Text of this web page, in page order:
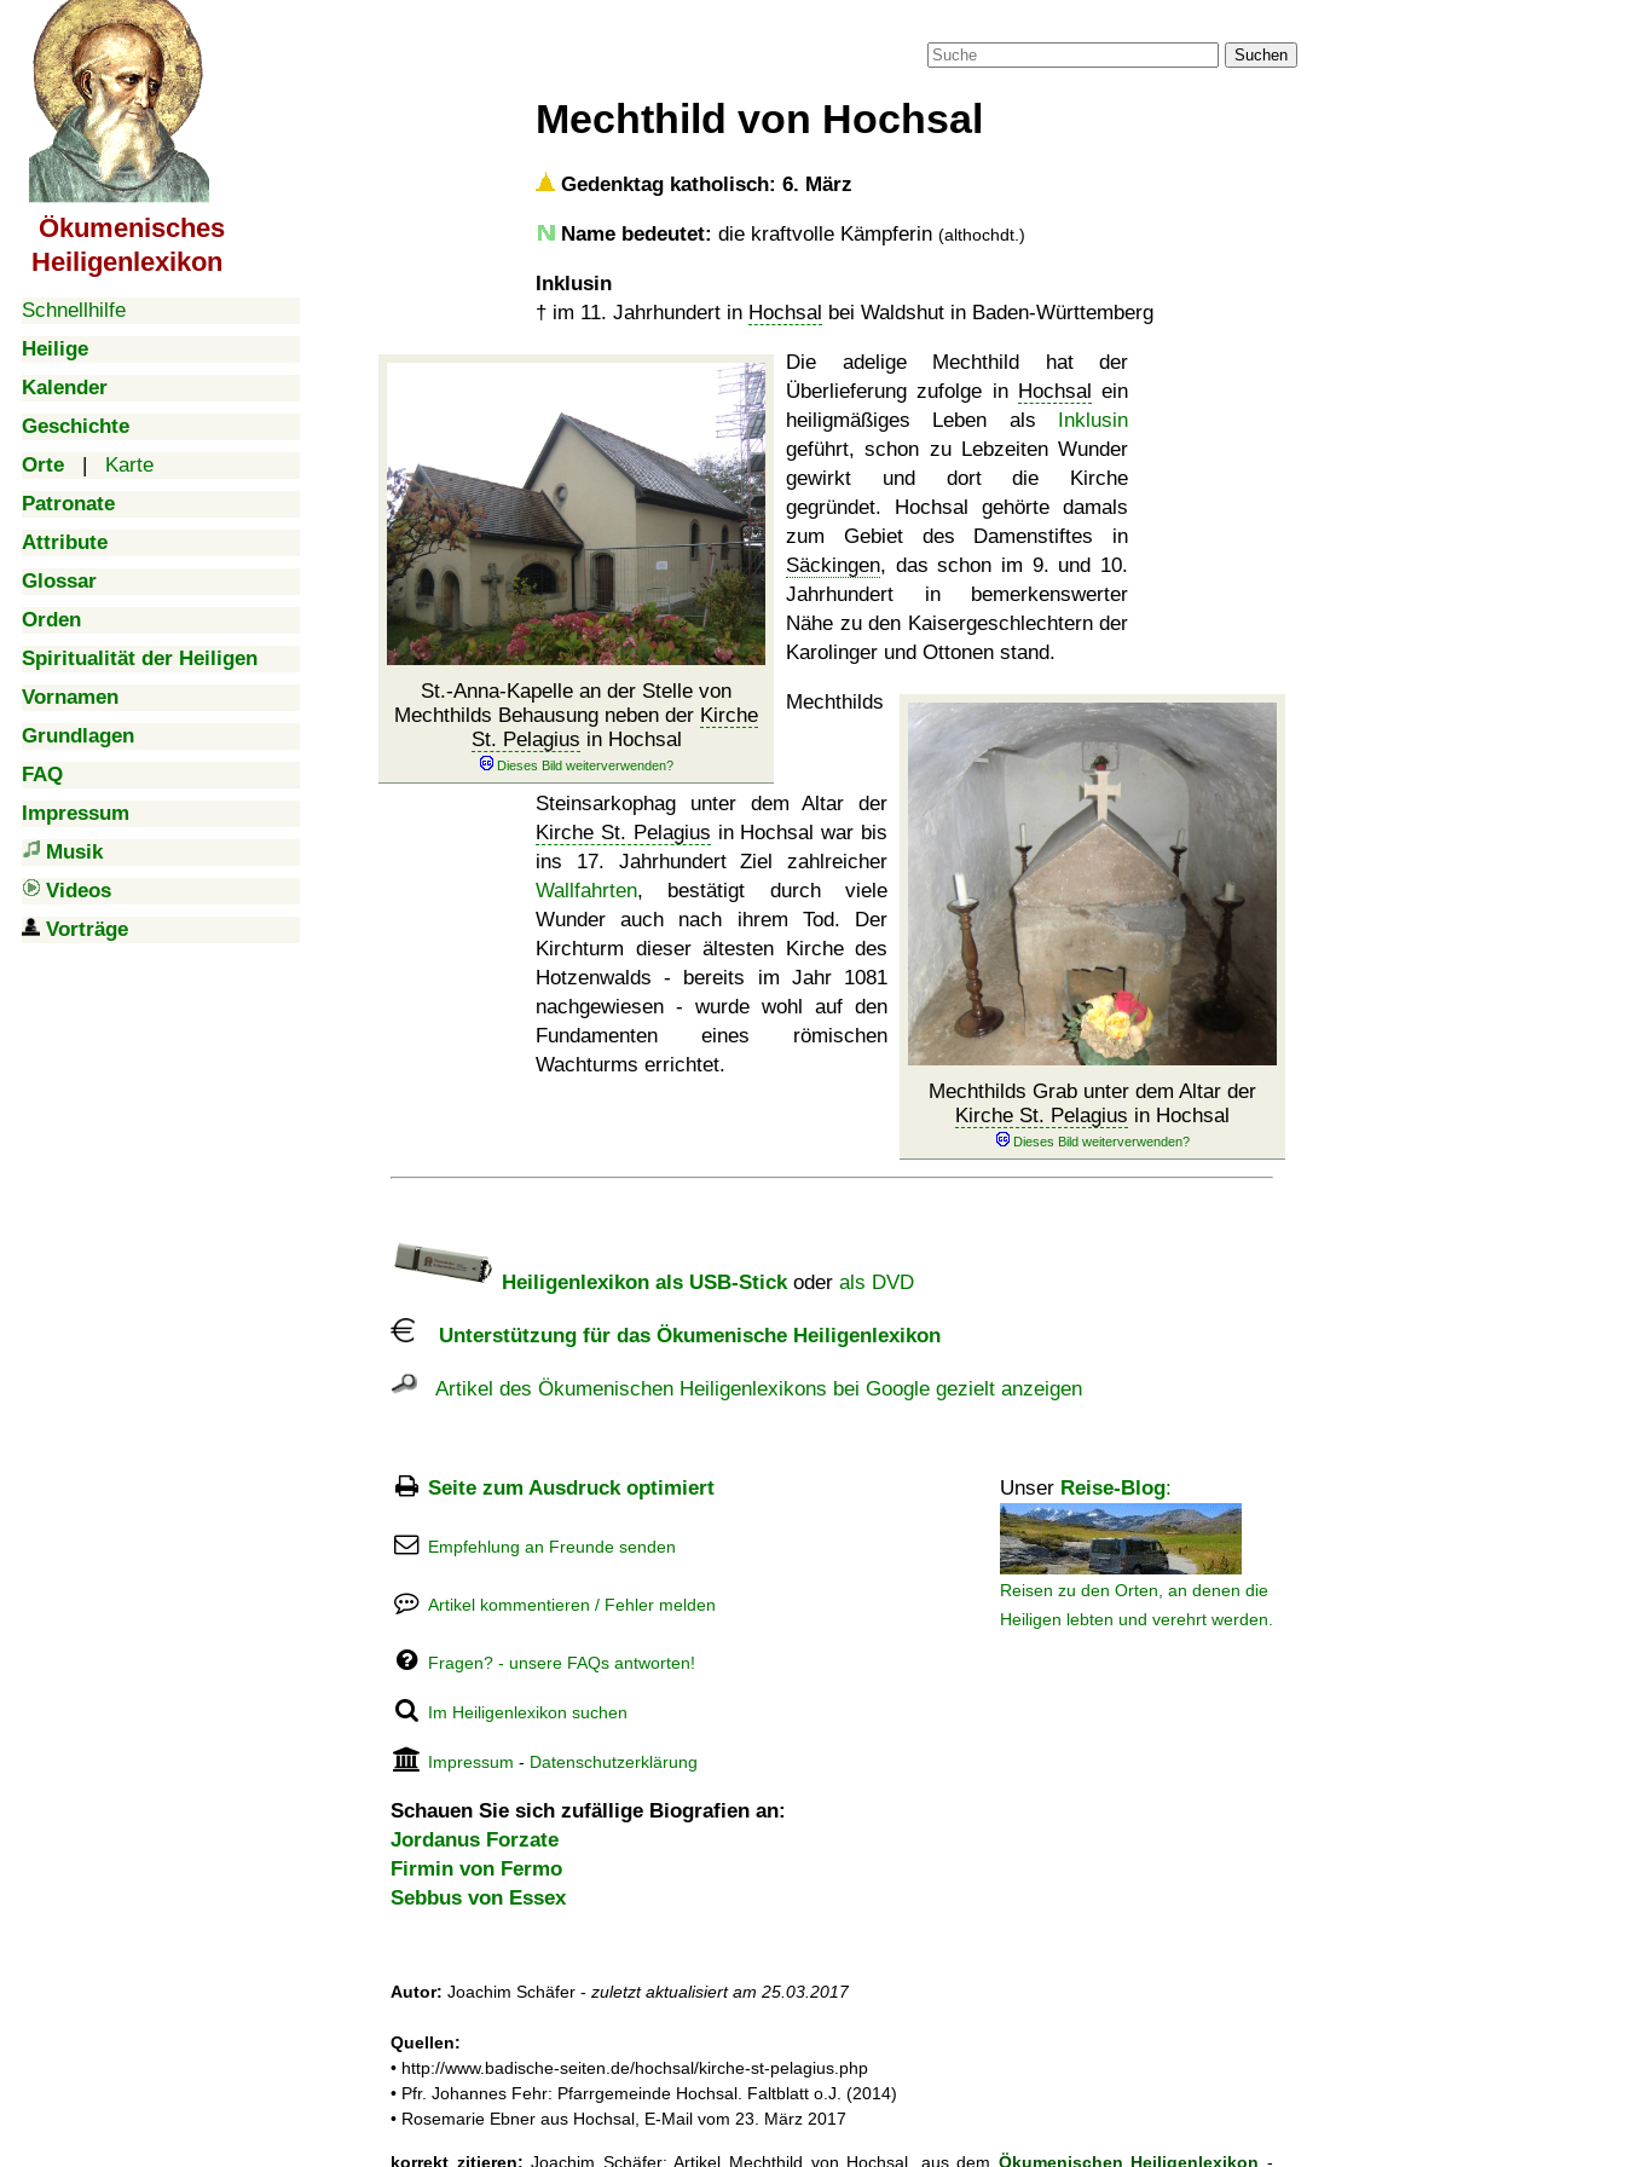
Ökumenisches
Heiligenlexikon
Schnellhilfe
Heilige
Kalender
Geschichte
Orte | Karte
Patronate
Attribute
Glossar
Orden
Spiritualität der Heiligen
Vornamen
Grundlagen
FAQ
Impressum
Musik
Videos
Vorträge
Suchen
Mechthild von Hochsal
Gedenktag katholisch: 6. März
Name bedeutet: die kraftvolle Kämpferin (althochdt.)
Inklusin
† im 11. Jahrhundert in Hochsal bei Waldshut in Baden-Württemberg
St.-Anna-Kapelle an der Stelle von
Mechthilds Behausung neben der Kirche
St. Pelagius in Hochsal
Die adelige Mechthild hat der
Überlieferung zufolge in Hochsal ein
heiligmäßiges Leben als Inklusin
geführt, schon zu Lebzeiten Wunder
gewirkt und dort die Kirche
gegründet. Hochsal gehörte damals
zum Gebiet des Damenstiftes in
Säckingen, das schon im 9. und 10.
Jahrhundert in bemerkenswerter
Nähe zu den Kaisergeschlechtern der
Karolinger und Ottonen stand.
Mechthilds Grab unter dem Altar der
Kirche St. Pelagius in Hochsal
Mechthilds
Steinsarkophag unter dem Altar der
Kirche St. Pelagius in Hochsal war bis
ins 17. Jahrhundert Ziel zahlreicher
Wallfahrten, bestätigt durch viele
Wunder auch nach ihrem Tod. Der
Kirchturm dieser ältesten Kirche des
Hotzenwalds - bereits im Jahr 1081
nachgewiesen - wurde wohl auf den
Fundamenten eines römischen
Wachturms errichtet.
Heiligenlexikon als USB-Stickoder als DVD
Unterstützung für das Ökumenische Heiligenlexikon
Artikel des Ökumenischen Heiligenlexikons bei Google gezielt anzeigen
Seite zum Ausdruck optimiert Unser Reise-Blog:
Reisen zu den Orten, an denen die
Heiligen lebten und verehrt werden.
Empfehlung an Freunde senden
Artikel kommentieren / Fehler melden
Fragen? - unsere FAQs antworten!
Im Heiligenlexikon suchen
Impressum - Datenschutzerklärung
Schauen Sie sich zufällige Biografien an:
Jordanus Forzate
Firmin von Fermo
Sebbus von Essex
Autor: Joachim Schäfer - zuletzt aktualisiert am 25.03.2017
Quellen:
• http://www.badische-seiten.de/hochsal/kirche-st-pelagius.php
• Pfr. Johannes Fehr: Pfarrgemeinde Hochsal. Faltblatt o.J. (2014)
• Rosemarie Ebner aus Hochsal, E-Mail vom 23. März 2017
korrekt zitieren: Joachim Schäfer: Artikel Mechthild von Hochsal, aus dem Ökumenischen Heiligenlexikon -